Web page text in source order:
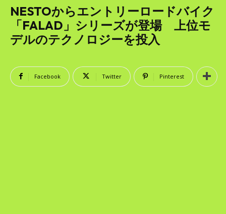
NESTOからエントリーロードバイク
「FALAD」シリーズが登場 上位モ
デルのテクノロジーを投入
Facebook Twitter Pinterest